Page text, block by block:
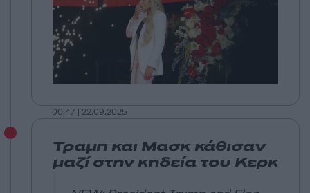
00:47 | 22.09.2025
Τραμπ και Μασκ κάθισαν
μαζί στην κηδεία του Κερκ